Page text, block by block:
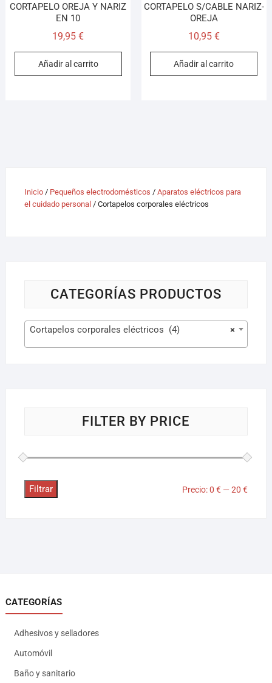
CORTAPELO OREJA Y NARIZ
EN 10
19,95€
Añadir al carrito
CORTAPELO S/CABLE NARIZ-
OREJA
10,95 €
Añadir al carrito
Inicio/ Pequeños electrodomésticos / Aparatos eléctricos para
el cuidado personal / Cortapelos corporales eléctricos
CATEGORÍAS PRODUCTOS
×
Cortapelos corporales eléctricos (4)
FILTER BY PRICE
Filtrar Precio:0 € —20 €
CATEGORÍAS
Adhesivos y selladores
Automóvil
Baño y sanitario